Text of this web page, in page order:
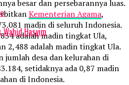
besar dan persebarannya luas.
Kementerian Agama,
madin di seluruh Indonesia.
adalah madin tingkat Ula,
2,488 adalah madin tingkat Ula.
jumlah desa dan kelurahan di
setidaknya ada 0,87 madin
di Indonesia.
Hasyim